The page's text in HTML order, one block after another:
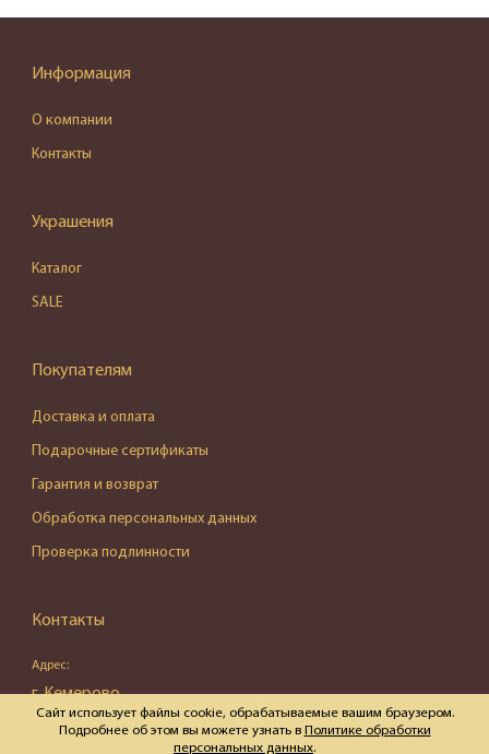
Информация
О компании
Контакты
Украшения
Каталог
SALE
Покупателям
Доставка и оплата
Подарочные сертификаты
Гарантия и возврат
Обработка персональных данных
Проверка подлинности
Контакты
Адрес:
г. Кемерово,
ул. Весенняя, д. 16, пом. 87
Сайт использует файлы cookie, обрабатываемые вашим браузером.
Подробнее об этом вы можете узнать в Политике обработки
персональных данных.